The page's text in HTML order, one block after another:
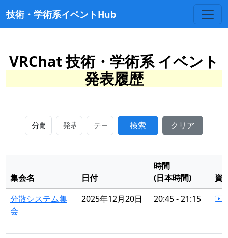
技術・学術系イベントHub
VRChat 技術・学術系 イベント
発表履歴
検索 クリア
集会名 日付
時間
(日本時間)
資
分散システム集
会
2025年12月20日 20:45 - 21:15